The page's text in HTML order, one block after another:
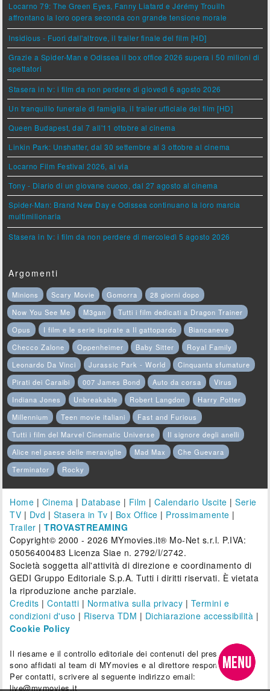
Locarno 79: The Green Eyes, Fanny Liatard e Jérémy Trouilh
affrontano la loro opera seconda con grande tensione morale
Insidious - Fuori dall'altrove, il trailer finale del film [HD]
Grazie a Spider-Man e Odissea il box office 2026 supera i 50 milioni di
spettatori
Stasera in tv: i film da non perdere di giovedì 6 agosto 2026
Un tranquillo funerale di famiglia, il trailer ufficiale del film [HD]
Queen Budapest, dal 7 all'11 ottobre al cinema
Linkin Park: Unshatter, dal 30 settembre al 3 ottobre al cinema
Locarno Film Festival 2026, al via
Tony - Diario di un giovane cuoco, dal 27 agosto al cinema
Spider-Man: Brand New Day e Odissea continuano la loro marcia
multimilionaria
Stasera in tv: i film da non perdere di mercoledì 5 agosto 2026
Argomenti
Minions Scary Movie Gomorra
28 giorni dopo
Now You See Me
M3gan
Tutti i film dedicati a Dragon Trainer
Opus
I film e le serie ispirate a Il gattopardo
Biancaneve
Checco Zalone
Oppenheimer Baby Sitter
Royal Family
Leonardo Da Vinci
Jurassic Park - World
Cinquanta sfumature
Pirati dei Caraibi
007 James Bond Auto da corsa
Virus
Indiana Jones
Unbreakable Robert Langdon
Harry Potter
Millennium
Teen movie italiani
Fast and Furious
Tutti i film del Marvel Cinematic Universe
Il signore degli anelli
Alice nel paese delle meraviglie
Mad Max
Che Guevara
Terminator
Rocky
Home | Cinema | Database | Film |Calendario Uscite |Serie
TV | Dvd | Stasera in Tv | Box Office | Prossimamente |
Trailer |TROVASTREAMING
Copyright© 2000 - 2026 MYmovies.it® Mo-Net s.r.l. P.IVA:
05056400483 Licenza Siae n. 2792/I/2742.
Società soggetta all'attività di direzione e coordinamento di
GEDI Gruppo Editoriale S.p.A. Tutti i diritti riservati. È vietata
la riproduzione anche parziale.
Credits |Contatti | Normativa sulla privacy | Termini e
condizioni d'uso | Riserva TDM | Dichiarazione accessibilità |
Cookie Policy
Il riesame e il controllo editoriale dei contenuti del presente sito
sono affidati al team di MYmovies e al direttore responsabile.
Per contatti, scrivere al seguente indirizzo email:
live@mymovies.it